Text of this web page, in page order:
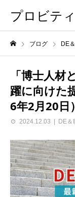
プロビテ
ブログ DE
「博士人材
躍に向けた
6年2月20日）
2024.12.03 DE＆